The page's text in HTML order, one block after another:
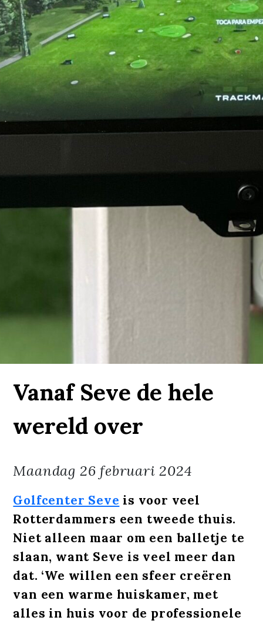
Vanaf Seve de hele
wereld over
Maandag 26 februari 2024
Golfcenter Seve is voor veel
Rotterdammers een tweede thuis.
Niet alleen maar om een balletje te
slaan, want Seve is veel meer dan
dat. ‘We willen een sfeer creëren
van een warme huiskamer, met
alles in huis voor de professionele